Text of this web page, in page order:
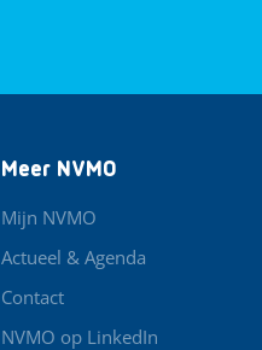
Meer NVMO
Mijn NVMO
Actueel & Agenda
Contact
NVMO op LinkedIn